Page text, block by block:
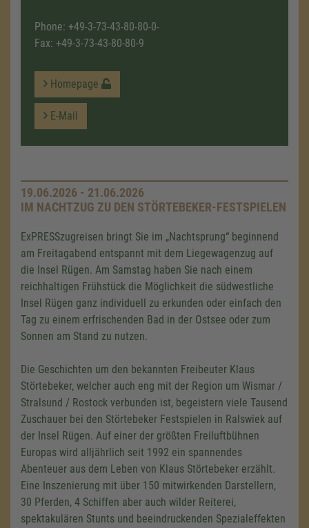
Phone: +49-3-73-43-80-80-0-
Fax: +49-3-73-43-80-80-9
Homepage
E-Mail
19.06.2026 - 21.06.2026
IM NACHTZUG ZU DEN STÖRTEBEKER-FESTSPIELEN
ExPRESSzugreisen bringt Sie im „Nachtsprung“ beginnend
am Freitagabend entspannt mit dem Liegewagenzug auf
die Insel Rügen. Am Samstag haben Sie nach einem
reichhaltigen Frühstück die Möglichkeit die südwestliche
Insel Rügen ganz individuell zu erkunden oder einfach den
Tag zu einem erfrischenden Bad in der Ostsee oder zum
Sonnen am Stand zu nutzen.
Die Geschichten um den bekannten Freibeuter Klaus
Störtebeker, welcher auch eng mit der Region um Wismar /
Stralsund / Rostock verbunden ist, begeistern viele Tausend
Zuschauer bei den Störtebeker Festspielen in Ralswiek auf
der Insel Rügen. Auf einer der größten Freiluftbühnen
Europas wird alljährlich seit 1992 ein spannendes
Abenteuer aus dem Leben von Klaus Störtebeker erzählt.
Eine Inszenierung mit über 150 mitwirkenden Darstellern,
30 Pferden, 4 Schiffen aber auch wilder Reiterei,
spektakulären Stunts und beeindruckenden Spezialeffekten